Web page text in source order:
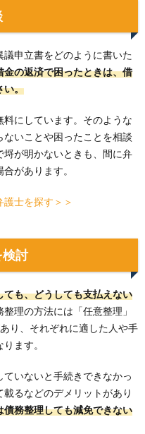
議申立書をどのように書いた
金の返済で困ったときは、借
い。
にしています。そのような
いことや困ったことを相談
埒が明かないときも、間に弁
があります。
士を探す＞＞
討
も、どうしても支払えない
整理の方法には「任意整理」
り、それぞれに適した人や手
ます。
いないと手続きできなかっ
るなどのデメリットがあり
務整理しても減免できない